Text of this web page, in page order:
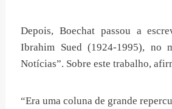
Depois, Boechat passou a
Ibrahim Sued (1924-1995), no
Notícias”. Sobre este trabalho,
“Era uma coluna de grande